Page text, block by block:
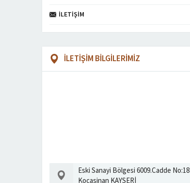
İLETIŞIM
İLETİŞİM BİLGİLERİMİZ
Eski Sanayi Bölgesi 6009.Cadde No:18
Kocasinan KAYSERİ